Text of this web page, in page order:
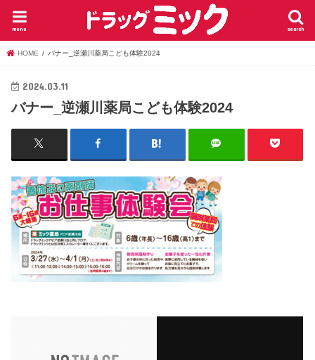
search
menu
HOME バナー_逆瀬川薬局こども体験2024
2024.03.11
バナー_逆瀬川薬局こども体験2024